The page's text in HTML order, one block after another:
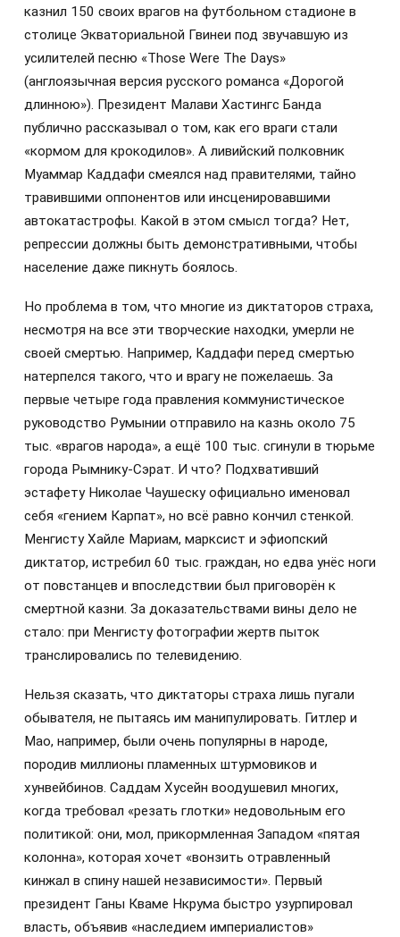
казнил 150 своих врагов на футбольном стадионе в
столице Экваториальной Гвинеи под звучавшую из
усилителей песню «Those Were The Days»
(англоязычная версия русского романса «Дорогой
длинною»). Президент Малави Хастингс Банда
публично рассказывал о том, как его враги стали
«кормом для крокодилов». А ливийский полковник
Муаммар Каддафи смеялся над правителями, тайно
травившими оппонентов или инсценировавшими
автокатастрофы. Какой в этом смысл тогда? Нет,
репрессии должны быть демонстративными, чтобы
население даже пикнуть боялось.
Но проблема в том, что многие из диктаторов страха,
несмотря на все эти творческие находки, умерли не
своей смертью. Например, Каддафи перед смертью
натерпелся такого, что и врагу не пожелаешь. За
первые четыре года правления коммунистическое
руководство Румынии отправило на казнь около 75
тыс. «врагов народа», а ещё 100 тыс. сгинули в тюрьме
города Рымнику-Сэрат. И что? Подхвативший
эстафету Николае Чаушеску официально именовал
себя «гением Карпат», но всё равно кончил стенкой.
Менгисту Хайле Мариам, марксист и эфиопский
диктатор, истребил 60 тыс. граждан, но едва унёс ноги
от повстанцев и впоследствии был приговорён к
смертной казни. За доказательствами вины дело не
стало: при Менгисту фотографии жертв пыток
транслировались по телевидению.
Нельзя сказать, что диктаторы страха лишь пугали
обывателя, не пытаясь им манипулировать. Гитлер и
Мао, например, были очень популярны в народе,
породив миллионы пламенных штурмовиков и
хунвейбинов. Саддам Хусейн воодушевил многих,
когда требовал «резать глотки» недовольным его
политикой: они, мол, прикормленная Западом «пятая
колонна», которая хочет «вонзить отравленный
кинжал в спину нашей независимости». Первый
президент Ганы Кваме Нкрума быстро узурпировал
власть, объявив «наследием империалистов»